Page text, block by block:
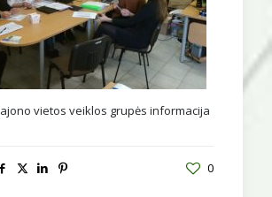
vietos veiklos grupės informacija
0